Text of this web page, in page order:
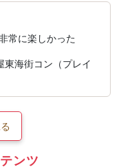
常に楽しかった
海街コン（プレイ
ンツ